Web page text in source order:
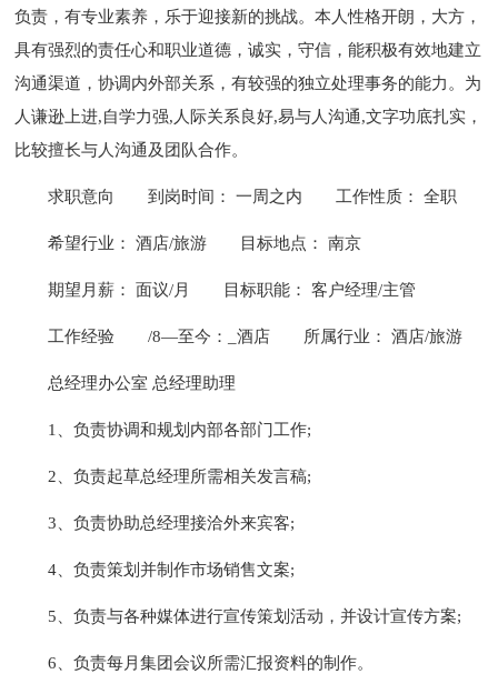
负责，有专业素养，乐于迎接新的挑战。本人性格开朗，大方，
具有强烈的责任心和职业道德，诚实，守信，能积极有效地建立
沟通渠道，协调内外部关系，有较强的独立处理事务的能力。为
人谦逊上进,自学力强,人际关系良好,易与人沟通,文字功底扎实，
比较擅长与人沟通及团队合作。
求职意向 到岗时间： 一周之内 工作性质： 全职
希望行业： 酒店/旅游 目标地点： 南京
期望月薪： 面议/月 目标职能： 客户经理/主管
工作经验 /8—至今：_酒店 所属行业： 酒店/旅游
总经理办公室 总经理助理
1、负责协调和规划内部各部门工作;
2、负责起草总经理所需相关发言稿;
3、负责协助总经理接洽外来宾客;
4、负责策划并制作市场销售文案;
5、负责与各种媒体进行宣传策划活动，并设计宣传方案;
6、负责每月集团会议所需汇报资料的制作。